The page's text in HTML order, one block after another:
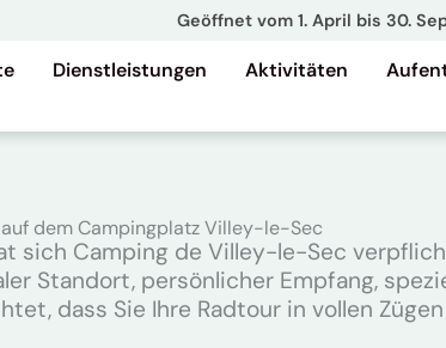
Geöffnet vom 1. April bis 30.
Dienstleistungen Aktivitäten
dem Campingplatz Villey-le-Sec
sich Camping de Villey-le-Sec
Standort, persönlicher Empfang,
dass Sie Ihre Radtour in vollen